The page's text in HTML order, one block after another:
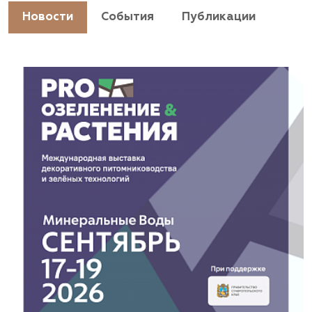
Владимирская область, Киржачский район, пос.
Знаменское
(929) 992-7100
Московская область, Каширский р-н, дер.
Барабаново
(929) 992-7100
pitomnik-kashira.ru
Новости События Публикации